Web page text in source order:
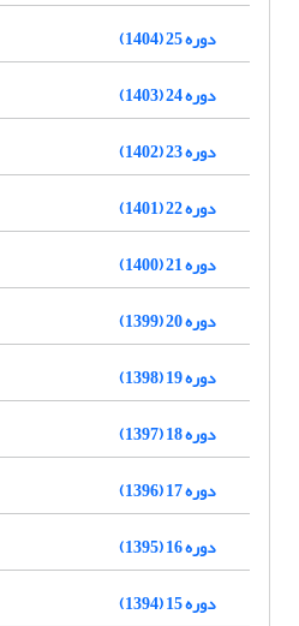
دوره 25 (1404)
دوره 24 (1403)
دوره 23 (1402)
دوره 22 (1401)
دوره 21 (1400)
دوره 20 (1399)
دوره 19 (1398)
دوره 18 (1397)
دوره 17 (1396)
دوره 16 (1395)
دوره 15 (1394)